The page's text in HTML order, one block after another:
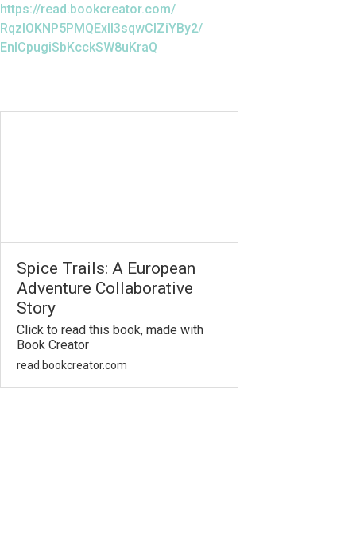
https://read.bookcreator.com/
RqzlOKNP5PMQExII3sqwClZiYBy2/
EnICpugiSbKcckSW8uKraQ
Spice Trails: A European
Adventure Collaborative
Story
Click to read this book, made with
Book Creator
read.bookcreator.com